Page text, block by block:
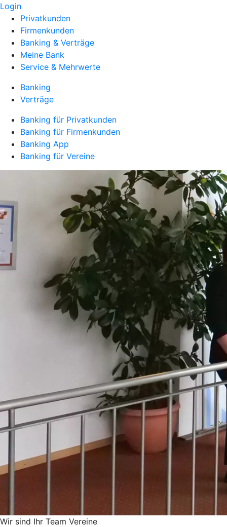
Login
Privatkunden
Firmenkunden
Banking & Verträge
Meine Bank
Service & Mehrwerte
Banking
Verträge
Banking für Privatkunden
Banking für Firmenkunden
Banking App
Banking für Vereine
Wir sind Ihr Team Vereine